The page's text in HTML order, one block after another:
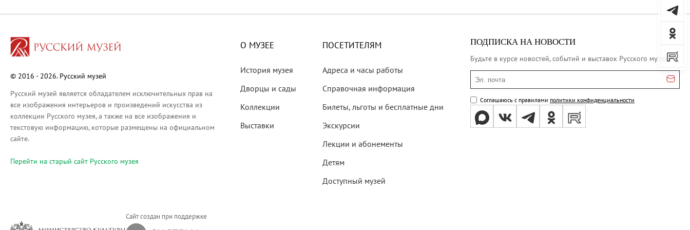
Русское искусство второй половины XIX века
Будущие выставки
Садко
Михаил Нестеров
Архив выставок
Степан Эрьзя – скульптор мира. К 150-летию со дня рождения
© 2016 - 2026. Русский музей
Русский музей является обладателем исключительных прав на
все изображения интерьеров и произведений искусства из
коллекции Русского музея, а также на все изображения и
текстовую информацию, которые размещены на официальном
сайте.
Перейти на cтарый сайт Русского музея
О МУЗЕЕ
История музея
Дворцы и сады
Коллекции
Выставки
ПОСЕТИТЕЛЯМ
Адреса и часы работы
Справочная информация
Билеты, льготы и бесплатные дни
Экскурсии
Лекции и абонементы
Детям
Доступный музей
ПОДПИСКА НА НОВОСТИ
Будьте в курсе новостей, событий и выставок Русского музея
Эл. почта
Соглашаюсь с правилами политики конфиденциальности
Сайт создан при поддержке